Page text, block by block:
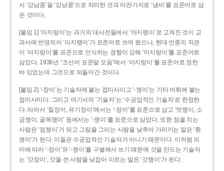
서 ‘강남콩’을 ‘강낭콩’으로 처리한 것과 마찬가지로 ‘냄비’를 표준어로 삼
은 것이다.
[붙임 1] ‘아지랑이’는 과거의 대사전들에서 ‘아지랭이’로 고쳐진 것이 교
과서에 반영되어 ‘아지랭이’가 표준어로 쓰여 왔으나, 현대 언중의 직관
이 ‘아지랑이’를 표준으로 인식하는 경향이 강해 ‘아지랑이’를 표준어로
삼았다. 1936년 “조선어 표준말 모음”에서 ‘아지랑이’를 표준어로 정한
바 있었는데 그것으로 되돌아간 것이다.
[붙임 2] ‘-장이’는 기술자에 붙는 접미사이고 ‘-쟁이’는 기타 어휘에 붙는
접미사이다. 그리고 여기서의 ‘기술자’는 ‘수공업적인 기술자’로 한정한
다. 따라서 ‘칠장이, 유기장이’에서는 ‘-장이’를 표준으로 삼고 ‘멋쟁이, 소
금쟁이, 골목쟁이’ 등에서는 ‘-쟁이’를 표준으로 삼았다. 또한 점을 치는
사람은 ‘점쟁이’가 되고 그림을 그리는 사람을 낮추어 가리키는 말은 ‘환
쟁이’가 된다. 이들은 수공업적인 기술자가 아니기 때문이다. 이처럼 의
미에 따라 ‘-장이’와 ‘-쟁이’를 구별해서 쓰기 때문에 갓을 만드는 기술자
는 ‘갓장이’, 갓을 쓴 사람을 낮잡아 이르는 말은 ‘갓쟁이’가 된다.